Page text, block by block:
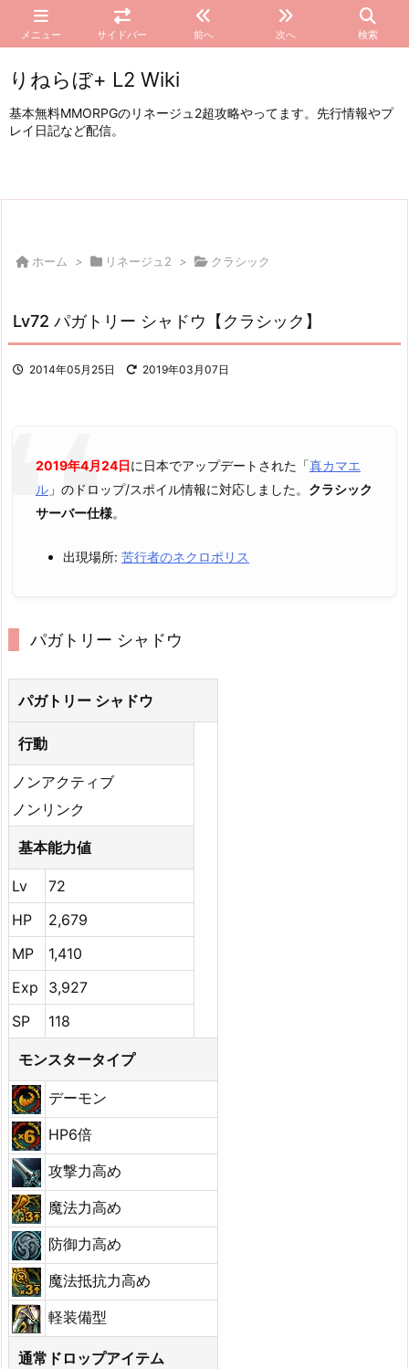
メニュー サイドバー 前へ 次へ 検索
りねらぼ+ L2 Wiki
基本無料MMORPGのリネージュ2超攻略やってます。先行情報やプ
レイ日記など配信。
ホーム > リネージュ2 > クラシック
Lv72 パガトリー シャドウ【クラシック】
2014年05月25日 2019年03月07日
2019年4月24日に日本でアップデートされた「真カマエ
ル 」のドロップ/スポイル情報に対応しました。 クラシック
サーバー仕様。
出現場所: 苦行者のネクロポリス
パガトリー シャドウ
パガトリー シャドウ
行動
ノンアクティブ
ノンリンク
基本能力値
Lv
72
HP
2,679
MP
1,410
Exp
3,927
SP
118
モンスタータイプ
デーモン
HP6倍
攻撃力高め
魔法力高め
防御力高め
魔法抵抗力高め
軽装備型
通常ドロップアイテム